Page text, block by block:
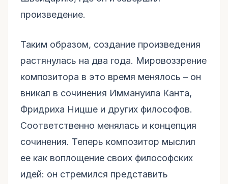
произведение.
Таким образом, создание произведения
растянулась на два года. Мировоззрение
композитора в это время менялось – он
вникал в сочинения Иммануила Канта,
Фридриха Ницше и других философов.
Соответственно менялась и концепция
сочинения. Теперь композитор мыслил
ее как воплощение своих философских
идей: он стремился представить